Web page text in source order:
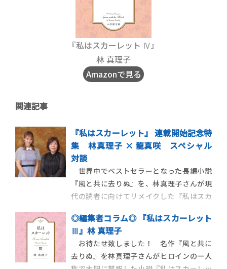
『私はスカーレット Ⅳ』
林 真理子
Amazonで見る
関連記事
『私はスカーレット』 連載開始記念特
集 林真理子 × 龍真咲 スペシャル
対談
世界中でベストセラーとなった長編小説
『風と共に去りぬ』を、林真理子さんが現
代の読者に向けてリメイクした『私はスカ
開始を記念して、宝塚歌劇団の元男役トッ
プであり、スカーレット役を演じた経験も
持つ龍真咲さんと林さんが、個性的な美貌
と嵐のような激しい気性を持つヒロインの
◎編集者コラム◎ 『私はスカーレット
Ⅲ』林 真理子
お待たせ致しました！ 名作『風と共に
去りぬ』を林真理子さんがヒロインの一人